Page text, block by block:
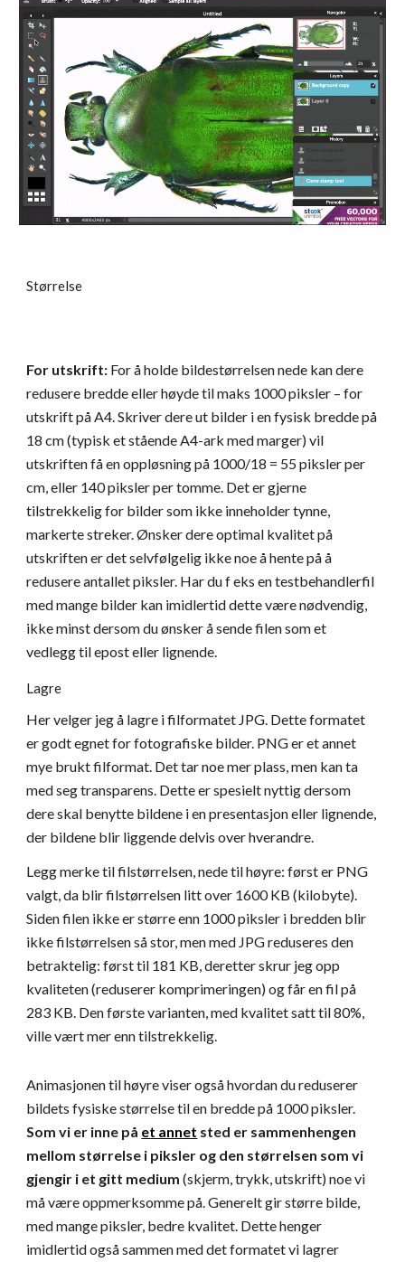
Størrelse
For utskrift: For å holde bildestørrelsen nede kan dere
redusere bredde eller høyde til maks 1000 piksler – for
utskrift på A4. Skriver dere ut bilder i en fysisk bredde på
18 cm (typisk et stående A4-ark med marger) vil
utskriften få en oppløsning på 1000/18 = 55 piksler per
cm, eller 140 piksler per tomme. Det er gjerne
tilstrekkelig for bilder som ikke inneholder tynne,
markerte streker. Ønsker dere optimal kvalitet på
utskriften er det selvfølgelig ikke noe å hente på å
redusere antallet piksler. Har du f eks en testbehandlerfil
med mange bilder kan imidlertid dette være nødvendig,
ikke minst dersom du ønsker å sende filen som et
vedlegg til epost eller lignende.
Lagre
Her velger jeg å lagre i filformatet JPG. Dette formatet
er godt egnet for fotografiske bilder. PNG er et annet
mye brukt filformat. Det tar noe mer plass, men kan ta
med seg transparens. Dette er spesielt nyttig dersom
dere skal benytte bildene i en presentasjon eller lignende,
der bildene blir liggende delvis over hverandre.
Legg merke til filstørrelsen, nede til høyre: først er PNG
valgt, da blir filstørrelsen litt over 1600 KB (kilobyte).
Siden filen ikke er større enn 1000 piksler i bredden blir
ikke filstørrelsen så stor, men med JPG reduseres den
betraktelig: først til 181 KB, deretter skrur jeg opp
kvaliteten (reduserer komprimeringen) og får en fil på
283 KB. Den første varianten, med kvalitet satt til 80%,
ville vært mer enn tilstrekkelig.
Animasjonen til høyre viser også hvordan du reduserer
Som vi er inne på et annet sted er sammenhengen
mellom størrelse i piksler og den størrelsen som vi
gjengir i et gitt medium (skjerm, trykk, utskrift) noe vi
må være oppmerksomme på. Generelt gir større bilde,
med mange piksler, bedre kvalitet. Dette henger
imidlertid også sammen med det formatet vi lagrer